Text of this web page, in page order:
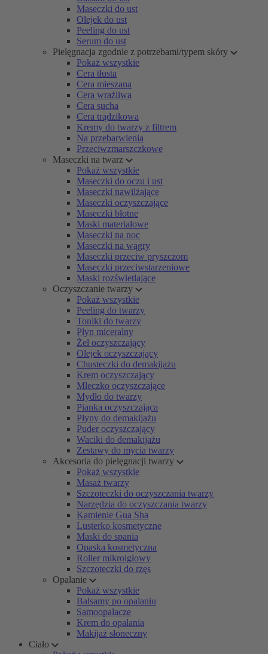
Maseczki do ust
Olejek do ust
Peeling do ust
Serum do ust
Pielęgnacja zgodnie z potrzebami/typem skóry
Pokaż wszystkie
Cera tłusta
Cera mieszana
Cera wrażliwa
Cera sucha
Cera trądzikowa
Kremy do twarzy z filtrem
Na przebarwienia
Przeciwzmarszczkowe
Maseczki na twarz
Pokaż wszystkie
Maseczki do oczu i ust
Maseczki nawilżające
Maseczki oczyszczające
Maseczki błotne
Maski materiałowe
Maseczki na noc
Maseczki na wągry
Maseczki przeciw pryszczom
Maseczki przeciwstarzeniowe
Maski rozświetlające
Oczyszczanie twarzy
Pokaż wszystkie
Peeling do twarzy
Toniki do twarzy
Płyn miceralny
Żel oczyszczający
Olejek oczyszczający
Chusteczki do demakijażu
Krem oczyszczający
Mleczko oczyszczające
Mydło do twarzy
Pianka oczyszczająca
Płyny do demakijażu
Puder oczyszczający
Waciki do demakijażu
Zestawy do mycia twarzy
Akcesoria do pielęgnacji twarzy
Pokaż wszystkie
Masaż twarzy
Szczoteczki do oczyszczania twarzy
Narzędzia do oczyszczania twarzy
Kamienie Gua Sha
Lusterko kosmetyczne
Maski do spania
Opaska kosmetyczna
Roller mikroigłowy
Szczoteczki do rzęs
Opalanie
Pokaż wszystkie
Balsamy po opalaniu
Samoopalacze
Krem do opalania
Makijaż słoneczny
Ciało